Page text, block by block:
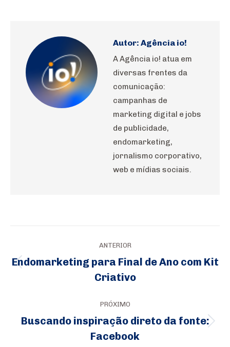
Autor: Agência io!
A Agência io! atua em
diversas frentes da
comunicação:
campanhas de
marketing digital e jobs
de publicidade,
endomarketing,
jornalismo corporativo,
web e mídias sociais.
de
ANTERIOR
Endomarketing para Final de Ano com Kit
Criativo
PRÓXIMO
Buscando inspiração direto da fonte:
Facebook